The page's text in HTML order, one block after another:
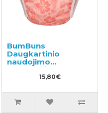
BumBuns
Daugkartinio
naudojimo
sauskelnės
plaukimui ir tualeto
15,80€